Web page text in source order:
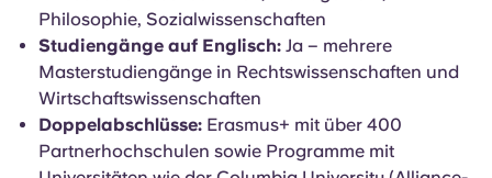
Wirtschaftswissenschaften
Weltrangliste:Top 1000 (THE 2026)
Schwerpunktbereiche: Rechtswissenschaften,
Wirtschaftswissenschaften, Management,
Philosophie, Sozialwissenschaften
Studiengänge auf Englisch:Ja – mehrere
Masterstudiengänge in Rechtswissenschaften und